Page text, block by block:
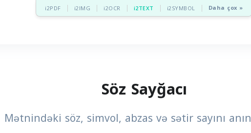
i2PDF i2IMG i2OCR i2TEXT i2SYMBOL Daha çox »
Söz Sayğacı
Mətnindəki söz, simvol, abzas və sətir sayını